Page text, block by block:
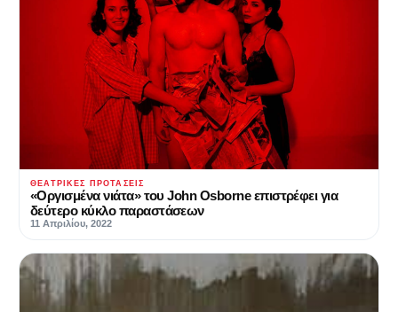
ΘΕΑΤΡΙΚΈΣ ΠΡΟΤΆΣΕΙΣ
«Οργισμένα νιάτα» του John Osborne επιστρέφει για
δεύτερο κύκλο παραστάσεων
11 Απριλίου, 2022